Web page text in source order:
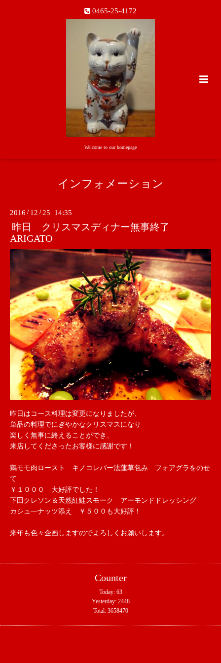
0465-25-4172
Welcome to our homepage
インフォメーション
2016 / 12 / 25 14:35
昨日 クリスマスディナー無事終了
ARIGATO
昨日はコース料理は変更になりましたが、
単品の料理でにぎやかなクリスマスになり
楽しく無事に終えることができ、
来店してくださったお客様に感謝です！
鶏モモ肉ロースト　キノコレバー法蓮草包み　フォアグラをのせ
て
￥１０００　大好評でした！
下田クレソン＆天然紅鮭スモーク　アーモンドドレッシング
カシュ―ナッツ添え　￥５００も大好評！
来年も色々企画しますのでよろしくお願いします。
Counter
Today: 63
Yesterday: 2448
Total: 3658470